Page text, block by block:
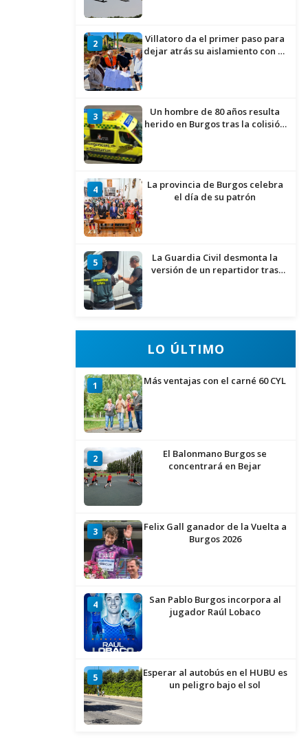
2
Villatoro da el primer paso para
dejar atrás su aislamiento con el
3
Un hombre de 80 años resulta
herido en Burgos tras la colisión
4
La provincia de Burgos celebra
el día de su patrón
5
La Guardia Civil desmonta la
versión de un repartidor tras
LO ÚLTIMO
1 Más ventajas con el carné 60 CYL
2
El Balonmano Burgos se
concentrará en Bejar
3
Felix Gall ganador de la Vuelta a
Burgos 2026
4
San Pablo Burgos incorpora al
jugador Raúl Lobaco
5
Esperar al autobús en el HUBU es
un peligro bajo el sol